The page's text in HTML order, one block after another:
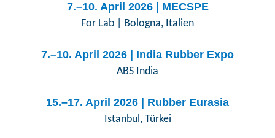
7.–10. April 2026 | MECSPE
For Lab | Bologna, Italien
7.–10. April 2026 | India Rubber Expo
ABS India
15.–17. April 2026 | Rubber Eurasia
Istanbul, Türkei